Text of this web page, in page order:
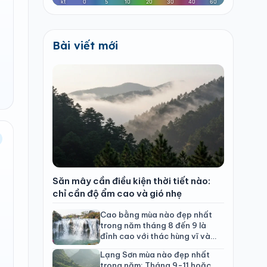
Bài viết mới
Săn mây cần điều kiện thời tiết nào:
chỉ cần độ ẩm cao và gió nhẹ
Cao bằng mùa nào đẹp nhất
trong năm tháng 8 đến 9 là
đỉnh cao với thác hùng vĩ và
Lạng Sơn mùa nào đẹp nhất